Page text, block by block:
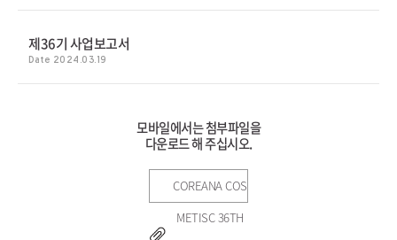
제36기 사업보고서
Date 2024.03.19
모바일에서는 첨부파일을
다운로드 해 주십시오.
COREANA COS
METISC 36TH